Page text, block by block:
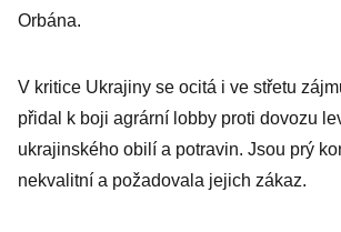
Orbána.
V kritice Ukrajiny se ocitá i ve střetu
přidal k boji agrární lobby proti dovozu
ukrajinského obilí a potravin. Jsou prý
nekvalitní a požadovala jejich zákaz.